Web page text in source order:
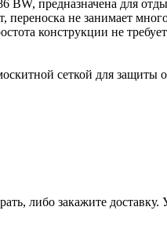
BW, предназначена для
не занимает
конструкции не
сеткой для защиты
либо закажите